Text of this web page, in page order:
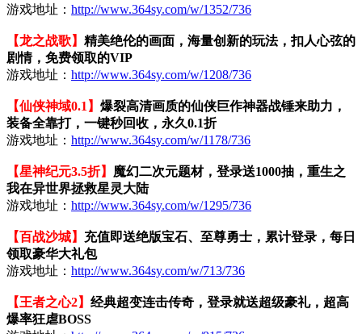
游戏地址： http://www.364sy.com/w/1352/736
【龙之战歌】 精美绝伦的画面，海量创新的玩法，扣人心弦的
剧情，免费领取的VIP
游戏地址： http://www.364sy.com/w/1208/736
【仙侠神域0.1】 爆裂高清画质的仙侠巨作神器战锤来助力，
装备全靠打，一键秒回收，永久0.1折
游戏地址： http://www.364sy.com/w/1178/736
【星神纪元3.5折】 魔幻二次元题材，登录送1000抽，重生之
我在异世界拯救星灵大陆
游戏地址： http://www.364sy.com/w/1295/736
【百战沙城】 充值即送绝版宝石、至尊勇士，累计登录，每日
领取豪华大礼包
游戏地址： http://www.364sy.com/w/713/736
【王者之心2】 经典超变连击传奇，登录就送超级豪礼，超高
爆率狂虐BOSS